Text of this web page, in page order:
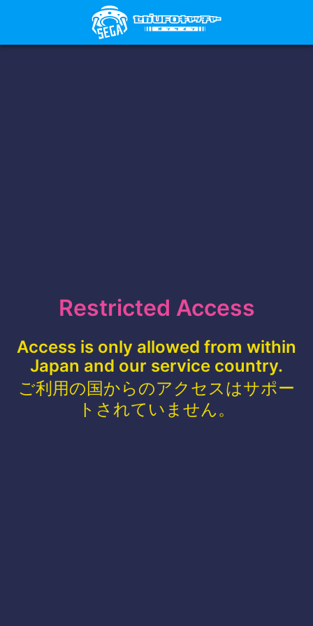
Restricted Access
Access is only allowed from within
Japan and our service country.
ご利用の国からのアクセスはサポー
トされていません。